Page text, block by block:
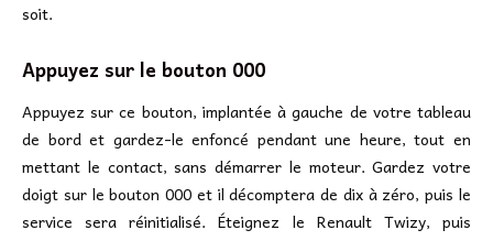
soit.
Appuyez sur le bouton 000
Appuyez sur ce bouton, implantée à gauche de votre tableau
de bord et gardez-le enfoncé pendant une heure, tout en
mettant le contact, sans démarrer le moteur. Gardez votre
doigt sur le bouton 000 et il décomptera de dix à zéro, puis le
service sera réinitialisé. Éteignez le Renault Twizy, puis